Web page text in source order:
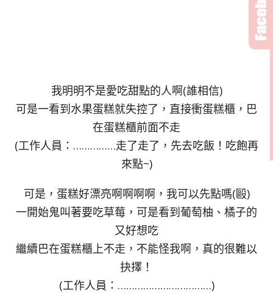
我明明不是愛吃甜點的人啊(誰相信)
可是一看到水果蛋糕就失控了，直接衝蛋糕櫃，巴
在蛋糕櫃前面不走
(工作人員：……………走了走了，先去吃飯！吃飽再
來點~)
可是，蛋糕好漂亮啊啊啊啊，我可以先點嗎(毆)
一開始鬼叫著要吃草莓，可是看到葡萄柚、橘子的
又好想吃
繼續巴在蛋糕櫃上不走，不能怪我啊，真的很難以
抉擇！
(工作人員：……………………………)